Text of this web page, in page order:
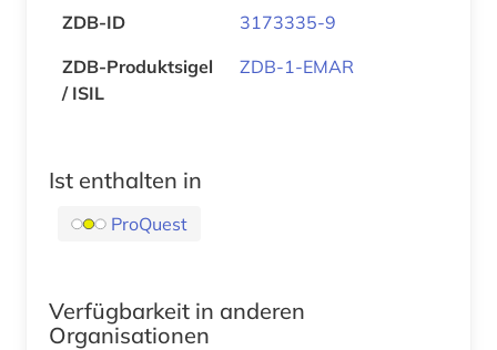
ZDB-ID
3173335-9
ZDB-Produktsigel
/ ISIL
ZDB-1-EMAR
Ist enthalten in
ProQuest
Verfügbarkeit in anderen
Organisationen